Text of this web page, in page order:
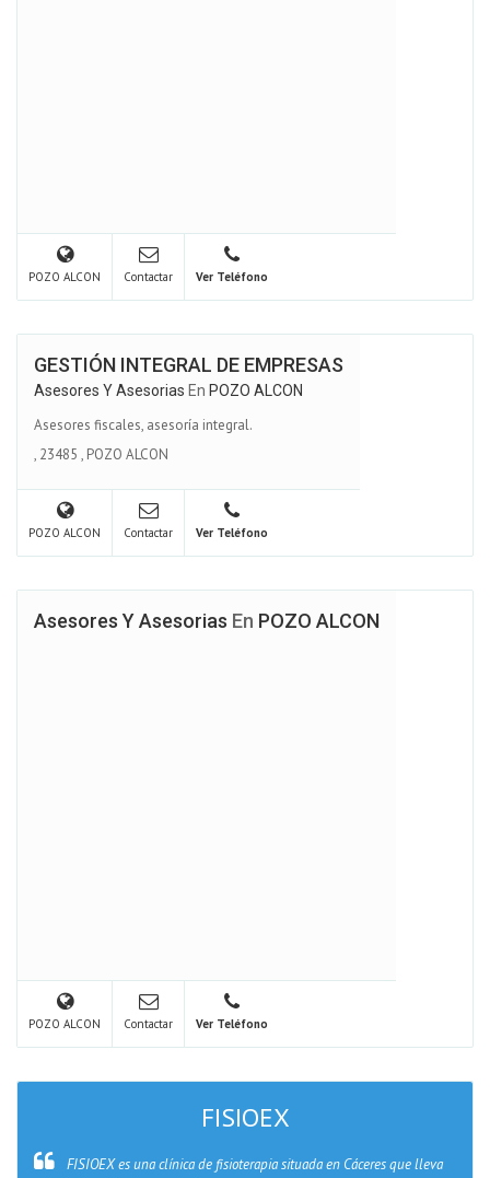
POZO ALCON Contactar Ver Teléfono
GESTIÓN INTEGRAL DE EMPRESAS
Asesores Y Asesorias En POZO ALCON
Asesores fiscales, asesoría integral.
, 23485 , POZO ALCON
POZO ALCON Contactar Ver Teléfono
Asesores Y Asesorias En POZO ALCON
POZO ALCON Contactar Ver Teléfono
FISIOEX
FISIOEX es una clínica de fisioterapia situada en Cáceres que lleva